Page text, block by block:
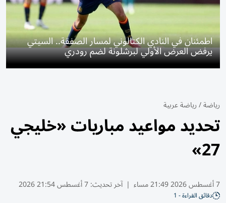
اطمئنان في النادي الكتالوني لمسار الصفقة.. السيتي
يرفض العرض الأولي لبرشلونة لضم رودري
رياضة/رياضة عربية
تحديد مواعيد مباريات «خليجي
27»
7 أغسطس 2026 21:49 مساء | آخر تحديث:7 أغسطس 21:54 2026
دقائق القراءة - 1